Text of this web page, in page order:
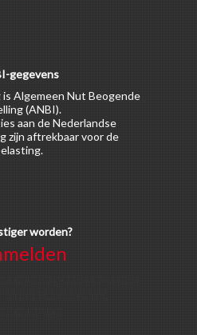
gegevens
Algemeen Nut Beogende
(ANBI).
aan de Nederlandse
zijn aftrekbaar voor de
worden?